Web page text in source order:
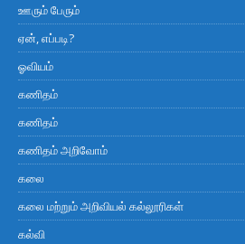
ஊரும் பேரும்
ஏன், எப்படி?
ஓவியம்
கணிதம்
கணிதம்
கணிதம் அறிவோம்
கலை
கலை மற்றும் அறிவியல் கல்லூரிகள்
கல்வி